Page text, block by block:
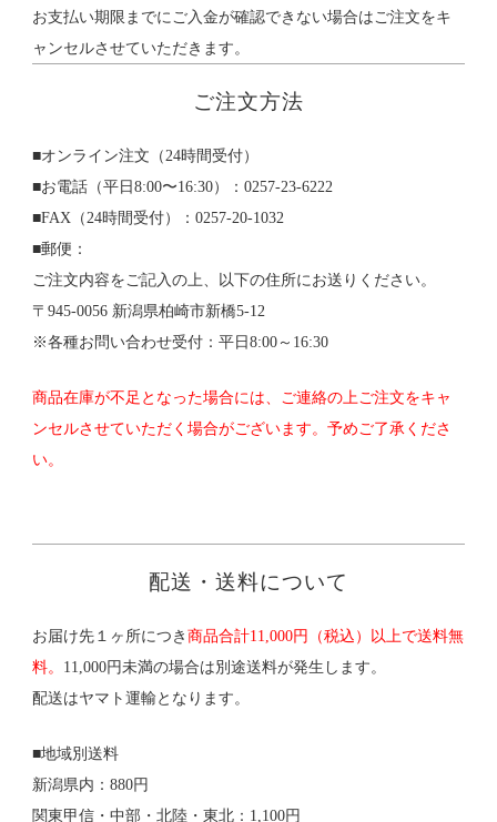
お支払い期限までにご入金が確認できない場合はご注文をキ
ャンセルさせていただきます。
ご注文方法
■オンライン注文（24時間受付）
■お電話（平日8:00〜16:30）：0257-23-6222
■FAX（24時間受付）：0257-20-1032
■郵便：
ご注文内容をご記入の上、以下の住所にお送りください。
〒945-0056 新潟県柏崎市新橋5-12
※各種お問い合わせ受付：平日8:00～16:30
商品在庫が不足となった場合には、ご連絡の上ご注文をキャ
ンセルさせていただく場合がございます。予めご了承くださ
い。
配送・送料について
お届け先１ヶ所につき商品合計11,000円（税込）以上で送料無
料。 11,000円未満の場合は別途送料が発生します。
配送はヤマト運輸となります。
■地域別送料
新潟県内：880円
関東甲信・中部・北陸・東北：1,100円